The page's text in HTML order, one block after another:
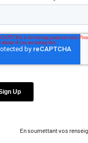
En soumettant vos